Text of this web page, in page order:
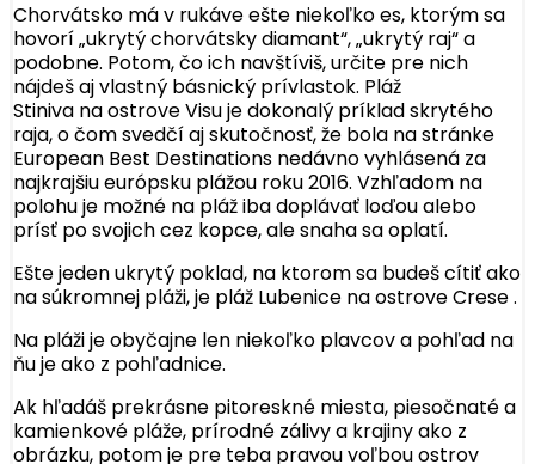
Chorvátsko má v rukáve ešte niekoľko es, ktorým sa
hovorí „ukrytý chorvátsky diamant“, „ukrytý raj“ a
podobne. Potom, čo ich navštíviš, určite pre nich
nájdeš aj vlastný básnický prívlastok. Pláž
Stiniva na ostrove Visu je dokonalý príklad skrytého
raja, o čom svedčí aj skutočnosť, že bola na stránke
European Best Destinations nedávno vyhlásená za
najkrajšiu európsku plážou roku 2016. Vzhľadom na
polohu je možné na pláž iba doplávať loďou alebo
prísť po svojich cez kopce, ale snaha sa oplatí.
Ešte jeden ukrytý poklad, na ktorom sa budeš cítiť ako
na súkromnej pláži, je pláž Lubenice na ostrove Crese .
Na pláži je obyčajne len niekoľko plavcov a pohľad na
ňu je ako z pohľadnice.
Ak hľadáš prekrásne pitoreskné miesta, piesočnaté a
kamienkové pláže, prírodné zálivy a krajiny ako z
obrázku, potom je pre teba pravou voľbou ostrov